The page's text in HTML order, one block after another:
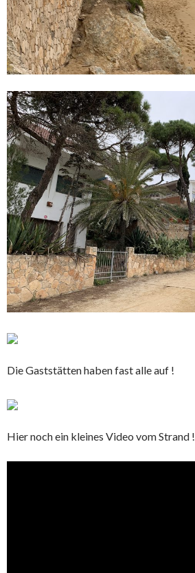
Die Gaststätten haben fast alle auf !
Hier noch ein kleines Video vom Strand !